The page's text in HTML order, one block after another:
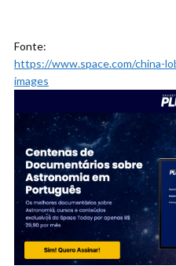
Fonte:
https://www.space.com/china-
images